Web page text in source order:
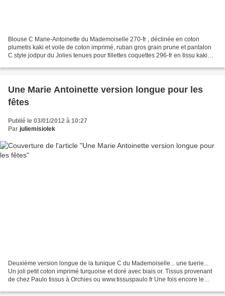
Blouse C Marie-Antoinette du Mademoiselle 270-fr , déclinée en coton
plumetis kaki et voile de coton imprimé, ruban gros grain prune et pantalon
C style jodpur du Jolies tenues pour fillettes coquettes 296-fr en tissu kaki
Une Marie Antoinette version longue pour les
fêtes
Publié le 03/01/2012 à 10:27
Par juliemisiolek
Deuxième version longue de la tunique C du Mademoiselle... une tuerie...
Un joli petit coton imprimé turquoise et doré avec biais or. Tissus provenant
de chez Paulo tissus à Orchies ou www.tissuspaulo.fr Une fois encore le